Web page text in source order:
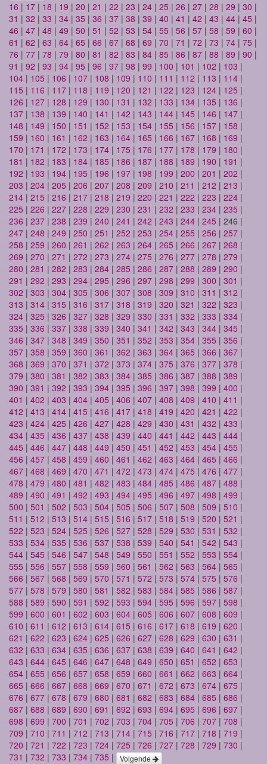
16 | 17 | 18 | 19 | 20 | 21 | 22 | 23 | 24 | 25 | 26 | 27 | 28 | 29 | 30 |
31 | 32 | 33 | 34 | 35 | 36 | 37 | 38 | 39 | 40 | 41 | 42 | 43 | 44 | 45 |
46 | 47 | 48 | 49 | 50 | 51 | 52 | 53 | 54 | 55 | 56 | 57 | 58 | 59 | 60 |
61 | 62 | 63 | 64 | 65 | 66 | 67 | 68 | 69 | 70 | 71 | 72 | 73 | 74 | 75 |
76 | 77 | 78 | 79 | 80 | 81 | 82 | 83 | 84 | 85 | 86 | 87 | 88 | 89 | 90 |
91 | 92 | 93 | 94 | 95 | 96 | 97 | 98 | 99 | 100 | 101 | 102 | 103 |
104 | 105 | 106 | 107 | 108 | 109 | 110 | 111 | 112 | 113 | 114 |
115 | 116 | 117 | 118 | 119 | 120 | 121 | 122 | 123 | 124 | 125 |
126 | 127 | 128 | 129 | 130 | 131 | 132 | 133 | 134 | 135 | 136 |
137 | 138 | 139 | 140 | 141 | 142 | 143 | 144 | 145 | 146 | 147 |
148 | 149 | 150 | 151 | 152 | 153 | 154 | 155 | 156 | 157 | 158 |
159 | 160 | 161 | 162 | 163 | 164 | 165 | 166 | 167 | 168 | 169 |
170 | 171 | 172 | 173 | 174 | 175 | 176 | 177 | 178 | 179 | 180 |
181 | 182 | 183 | 184 | 185 | 186 | 187 | 188 | 189 | 190 | 191 |
192 | 193 | 194 | 195 | 196 | 197 | 198 | 199 | 200 | 201 | 202 |
203 | 204 | 205 | 206 | 207 | 208 | 209 | 210 | 211 | 212 | 213 |
214 | 215 | 216 | 217 | 218 | 219 | 220 | 221 | 222 | 223 | 224 |
225 | 226 | 227 | 228 | 229 | 230 | 231 | 232 | 233 | 234 | 235 |
236 | 237 | 238 | 239 | 240 | 241 | 242 | 243 | 244 | 245 | 246 |
247 | 248 | 249 | 250 | 251 | 252 | 253 | 254 | 255 | 256 | 257 |
258 | 259 | 260 | 261 | 262 | 263 | 264 | 265 | 266 | 267 | 268 |
269 | 270 | 271 | 272 | 273 | 274 | 275 | 276 | 277 | 278 | 279 |
280 | 281 | 282 | 283 | 284 | 285 | 286 | 287 | 288 | 289 | 290 |
291 | 292 | 293 | 294 | 295 | 296 | 297 | 298 | 299 | 300 | 301 |
302 | 303 | 304 | 305 | 306 | 307 | 308 | 309 | 310 | 311 | 312 |
313 | 314 | 315 | 316 | 317 | 318 | 319 | 320 | 321 | 322 | 323 |
324 | 325 | 326 | 327 | 328 | 329 | 330 | 331 | 332 | 333 | 334 |
335 | 336 | 337 | 338 | 339 | 340 | 341 | 342 | 343 | 344 | 345 |
346 | 347 | 348 | 349 | 350 | 351 | 352 | 353 | 354 | 355 | 356 |
357 | 358 | 359 | 360 | 361 | 362 | 363 | 364 | 365 | 366 | 367 |
368 | 369 | 370 | 371 | 372 | 373 | 374 | 375 | 376 | 377 | 378 |
379 | 380 | 381 | 382 | 383 | 384 | 385 | 386 | 387 | 388 | 389 |
390 | 391 | 392 | 393 | 394 | 395 | 396 | 397 | 398 | 399 | 400 |
401 | 402 | 403 | 404 | 405 | 406 | 407 | 408 | 409 | 410 | 411 |
412 | 413 | 414 | 415 | 416 | 417 | 418 | 419 | 420 | 421 | 422 |
423 | 424 | 425 | 426 | 427 | 428 | 429 | 430 | 431 | 432 | 433 |
434 | 435 | 436 | 437 | 438 | 439 | 440 | 441 | 442 | 443 | 444 |
445 | 446 | 447 | 448 | 449 | 450 | 451 | 452 | 453 | 454 | 455 |
456 | 457 | 458 | 459 | 460 | 461 | 462 | 463 | 464 | 465 | 466 |
467 | 468 | 469 | 470 | 471 | 472 | 473 | 474 | 475 | 476 | 477 |
478 | 479 | 480 | 481 | 482 | 483 | 484 | 485 | 486 | 487 | 488 |
489 | 490 | 491 | 492 | 493 | 494 | 495 | 496 | 497 | 498 | 499 |
500 | 501 | 502 | 503 | 504 | 505 | 506 | 507 | 508 | 509 | 510 |
511 | 512 | 513 | 514 | 515 | 516 | 517 | 518 | 519 | 520 | 521 |
522 | 523 | 524 | 525 | 526 | 527 | 528 | 529 | 530 | 531 | 532 |
533 | 534 | 535 | 536 | 537 | 538 | 539 | 540 | 541 | 542 | 543 |
544 | 545 | 546 | 547 | 548 | 549 | 550 | 551 | 552 | 553 | 554 |
555 | 556 | 557 | 558 | 559 | 560 | 561 | 562 | 563 | 564 | 565 |
566 | 567 | 568 | 569 | 570 | 571 | 572 | 573 | 574 | 575 | 576 |
577 | 578 | 579 | 580 | 581 | 582 | 583 | 584 | 585 | 586 | 587 |
588 | 589 | 590 | 591 | 592 | 593 | 594 | 595 | 596 | 597 | 598 |
599 | 600 | 601 | 602 | 603 | 604 | 605 | 606 | 607 | 608 | 609 |
610 | 611 | 612 | 613 | 614 | 615 | 616 | 617 | 618 | 619 | 620 |
621 | 622 | 623 | 624 | 625 | 626 | 627 | 628 | 629 | 630 | 631 |
632 | 633 | 634 | 635 | 636 | 637 | 638 | 639 | 640 | 641 | 642 |
643 | 644 | 645 | 646 | 647 | 648 | 649 | 650 | 651 | 652 | 653 |
654 | 655 | 656 | 657 | 658 | 659 | 660 | 661 | 662 | 663 | 664 |
665 | 666 | 667 | 668 | 669 | 670 | 671 | 672 | 673 | 674 | 675 |
676 | 677 | 678 | 679 | 680 | 681 | 682 | 683 | 684 | 685 | 686 |
687 | 688 | 689 | 690 | 691 | 692 | 693 | 694 | 695 | 696 | 697 |
698 | 699 | 700 | 701 | 702 | 703 | 704 | 705 | 706 | 707 | 708 |
709 | 710 | 711 | 712 | 713 | 714 | 715 | 716 | 717 | 718 | 719 |
720 | 721 | 722 | 723 | 724 | 725 | 726 | 727 | 728 | 729 | 730 |
731 | 732 | 733 | 734 | 735 | Volgende